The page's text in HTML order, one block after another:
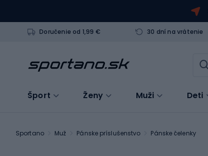
Doručenie od 1,99 € 30 dní na vrátenie
Šport Ženy Muži Deti
Sportano Muž Pánske príslušenstvo Pánske čelenky